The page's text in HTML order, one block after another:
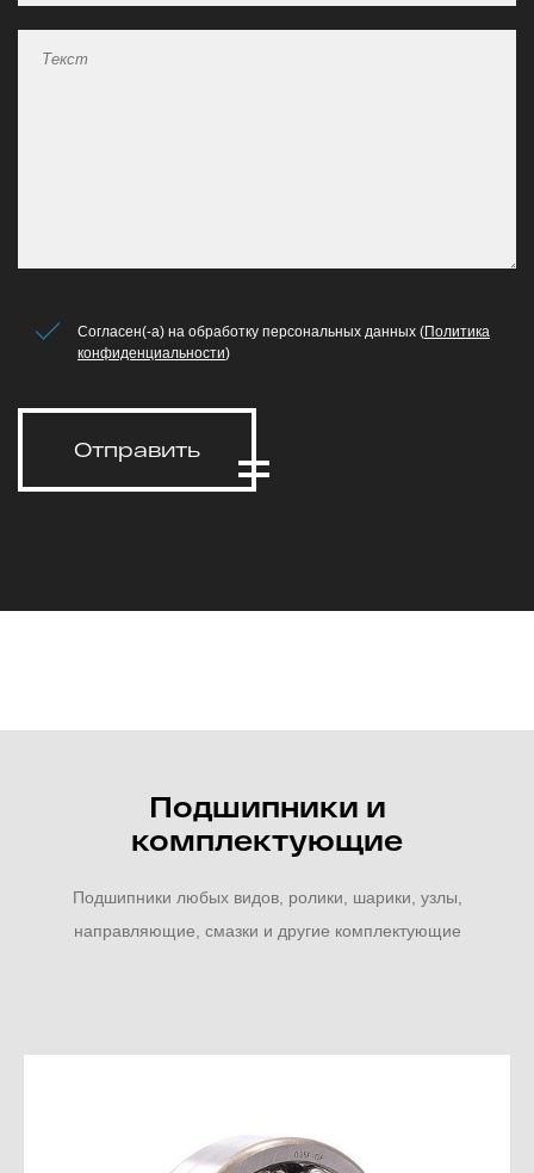
Согласен(-а) на обработку персональных данных (Политика
конфиденциальности)
Отправить
Подшипники и
комплектующие
Подшипники любых видов, ролики, шарики, узлы,
направляющие, смазки и другие комплектующие